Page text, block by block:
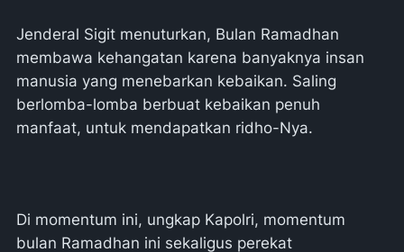
Jenderal Sigit menuturkan, Bulan Ramadhan
membawa kehangatan karena banyaknya insan
manusia yang menebarkan kebaikan. Saling
berlomba-lomba berbuat kebaikan penuh
manfaat, untuk mendapatkan ridho-Nya.
Di momentum ini, ungkap Kapolri, momentum
bulan Ramadhan ini sekaligus perekat